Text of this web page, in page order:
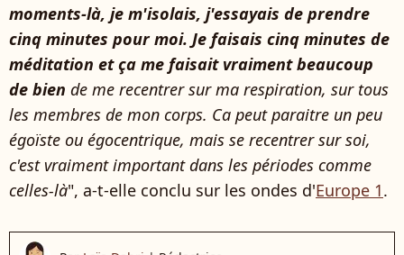
moments-là, je m'isolais, j'essayais de prendre
cinq minutes pour moi. Je faisais cinq minutes de
méditation et ça me faisait vraiment beaucoup
de bien de me recentrer sur ma respiration, sur tous
les membres de mon corps. Ca peut paraitre un peu
égoïste ou égocentrique, mais se recentrer sur soi,
c'est vraiment important dans les périodes comme
celles-là", a-t-elle conclu sur les ondes d'Europe 1.